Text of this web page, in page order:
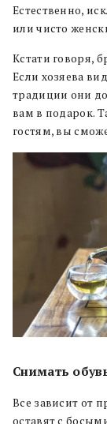
Естественно,
или чисто
Кстати говоря,
Если хозяева
традиции они
вам в подарок.
гостям, вы
Снимать
Все зависит от
оставят с